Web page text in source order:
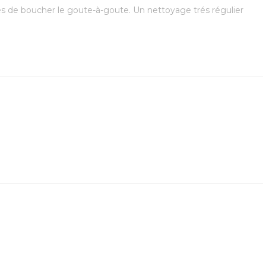
de boucher le goute-à-goute. Un nettoyage trés régulier